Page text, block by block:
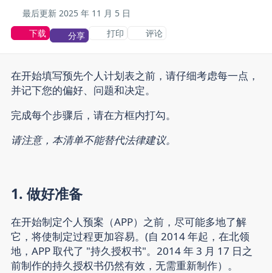
最后更新 2025 年 11 月 5 日
下载
分享 打印 评论
在开始填写预先个人计划表之前，请仔细考虑每一点，
并记下您的偏好、问题和决定。
完成每个步骤后，请在方框内打勾。
请注意，本清单不能替代法律建议。
1. 做好准备
在开始制定个人预案（APP）之前，尽可能多地了解
它，将使制定过程更加容易。(自 2014 年起，在北领
地，APP 取代了 "持久授权书"。2014 年 3 月 17 日之
前制作的持久授权书仍然有效，无需重新制作）。